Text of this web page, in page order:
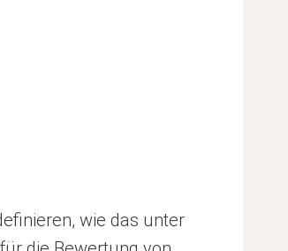
wie das unter